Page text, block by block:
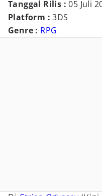
Tanggal Rilis : 05 Juli
Platform :3DS
Genre : RPG